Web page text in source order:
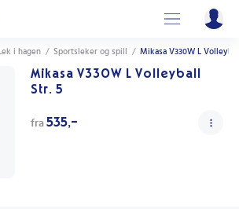
Lek i hagen / Sportsleker og spill / Mikasa V330W L
Mikasa V330W L Volleyball
Str. 5
fra 535,-